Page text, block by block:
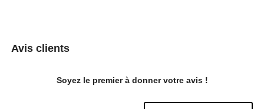
Avis clients
Soyez le premier à donner votre avis !